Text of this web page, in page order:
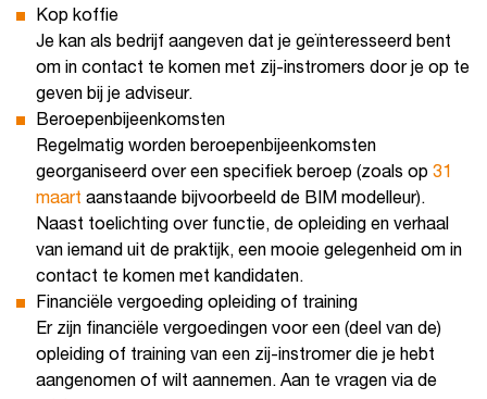
Kop koffie
Je kan als bedrijf aangeven dat je geïnteresseerd bent
om in contact te komen met zij-instromers door je op te
geven bij je adviseur.
Beroepenbijeenkomsten
Regelmatig worden beroepenbijeenkomsten
georganiseerd over een specifiek beroep (zoals op 31
maart aanstaande bijvoorbeeld de BIM modelleur).
Naast toelichting over functie, de opleiding en verhaal
van iemand uit de praktijk, een mooie gelegenheid om in
contact te komen met kandidaten.
Financiële vergoeding opleiding of training
Er zijn financiële vergoedingen voor een (deel van de)
opleiding of training van een zij-instromer die je hebt
aangenomen of wilt aannemen. Aan te vragen via de